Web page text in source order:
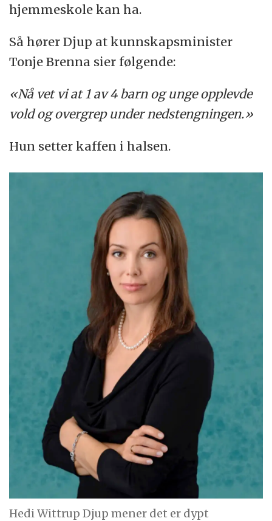
hjemmeskole kan ha.
Så hører Djup at kunnskapsminister
Tonje Brenna sier følgende:
«Nå vet vi at 1 av 4 barn og unge opplevde
vold og overgrep under nedstengningen.»
Hun setter kaffen i halsen.
Hedi Wittrup Djup mener det er dypt